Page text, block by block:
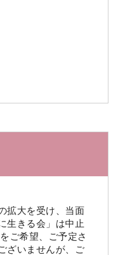
拡大を受け、当面
生きる会」は中止
ご希望、ご予定さ
ざいませんが、ご